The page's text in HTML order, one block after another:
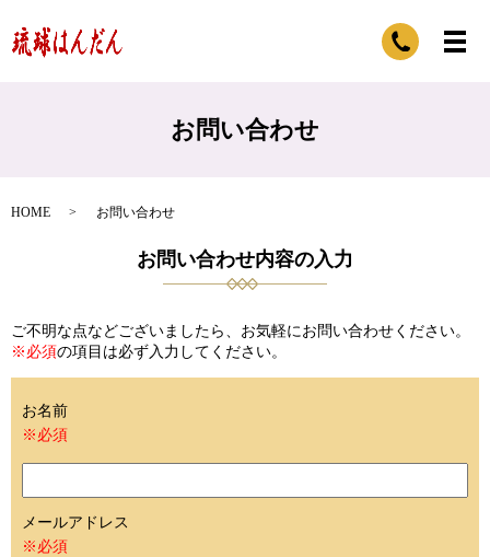
お問い合わせ
HOME お問い合わせ
お問い合わせ内容の入力
ご不明な点などございましたら、お気軽にお問い合わせください。
※必須の項目は必ず入力してください。
お名前
※必須
メールアドレス
※必須